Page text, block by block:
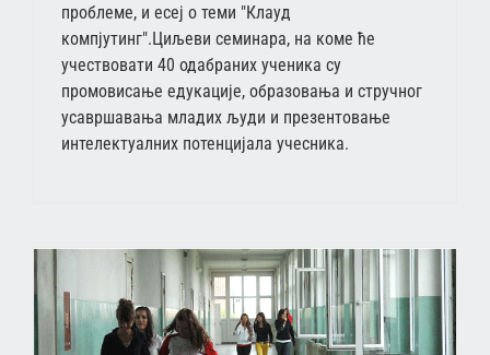
проблеме, и есеј о теми "Клауд
компјутинг".Циљеви семинара, на коме ће
учествовати 40 одабраних ученика су
промовисање едукације, образовања и стручног
усавршавања младих људи и презентовање
интелектуалних потенцијала учесника.